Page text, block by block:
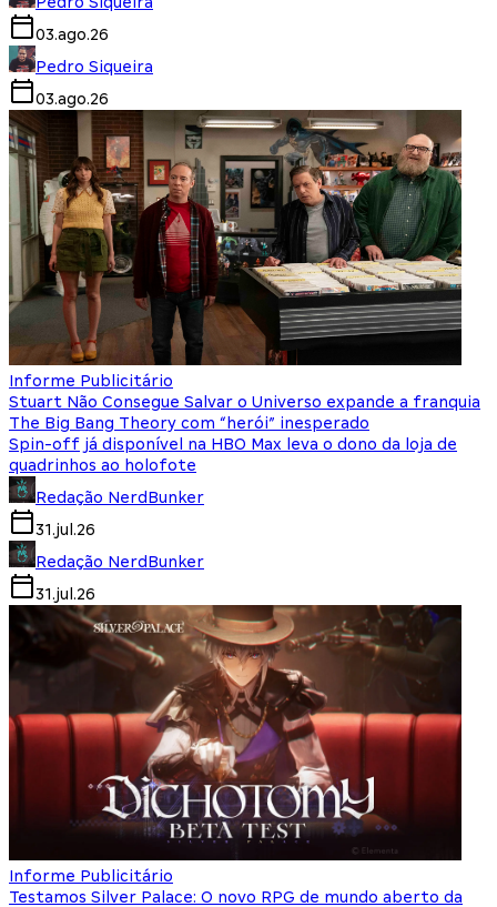
03.ago.26
Pedro Siqueira
03.ago.26
Informe Publicitário
Stuart Não Consegue Salvar o Universo expande a franquia
The Big Bang Theory com “herói” inesperado
Spin-off já disponível na HBO Max leva o dono da loja de
quadrinhos ao holofote
Redação NerdBunker
31.jul.26
Redação NerdBunker
31.jul.26
Informe Publicitário
Testamos Silver Palace: O novo RPG de mundo aberto da